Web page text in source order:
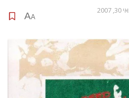
2007
A
A